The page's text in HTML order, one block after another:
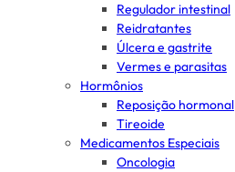
Regulador intestinal
Reidratantes
Úlcera e gastrite
Vermes e parasitas
Hormônios
Reposição hormonal
Tireoide
Medicamentos Especiais
Oncologia